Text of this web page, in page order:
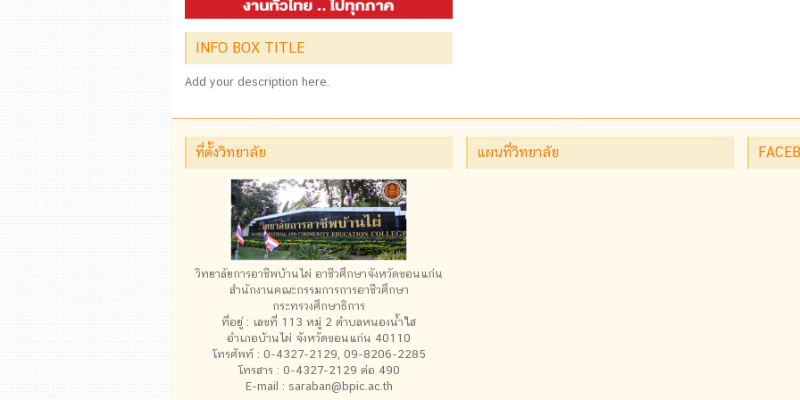
INFO BOX TITLE
Add your description here.
ที่ตั้งวิทยาลัย
วิทยาลัยการอาชีพบ้านไผ่ อาชีวศึกษาจังหวัดขอนแก่น
สำนักงานคณะกรรมการการอาชีวศึกษา
กระทรวงศึกษาธิการ
ที่อยู่ : เลขที่ 113 หมู่ 2 ตำบลหนองน้ำใส
อำเภอบ้านไผ่ จังหวัดขอนแก่น 40110
โทรศัพท์ : 0-4327-2129, 09-8206-2285
โทรสาร : 0-4327-2129 ต่อ 490
E-mail : saraban@bpic.ac.th
แผนที่วิทยาลัย